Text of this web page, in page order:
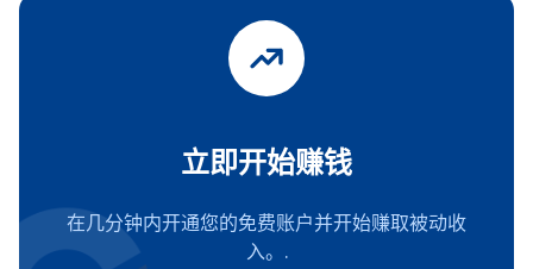
立即开始赚钱
在几分钟内开通您的免费账户并开始赚取被动收
入。.